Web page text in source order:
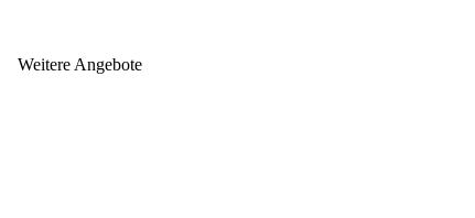
Weitere Angebote